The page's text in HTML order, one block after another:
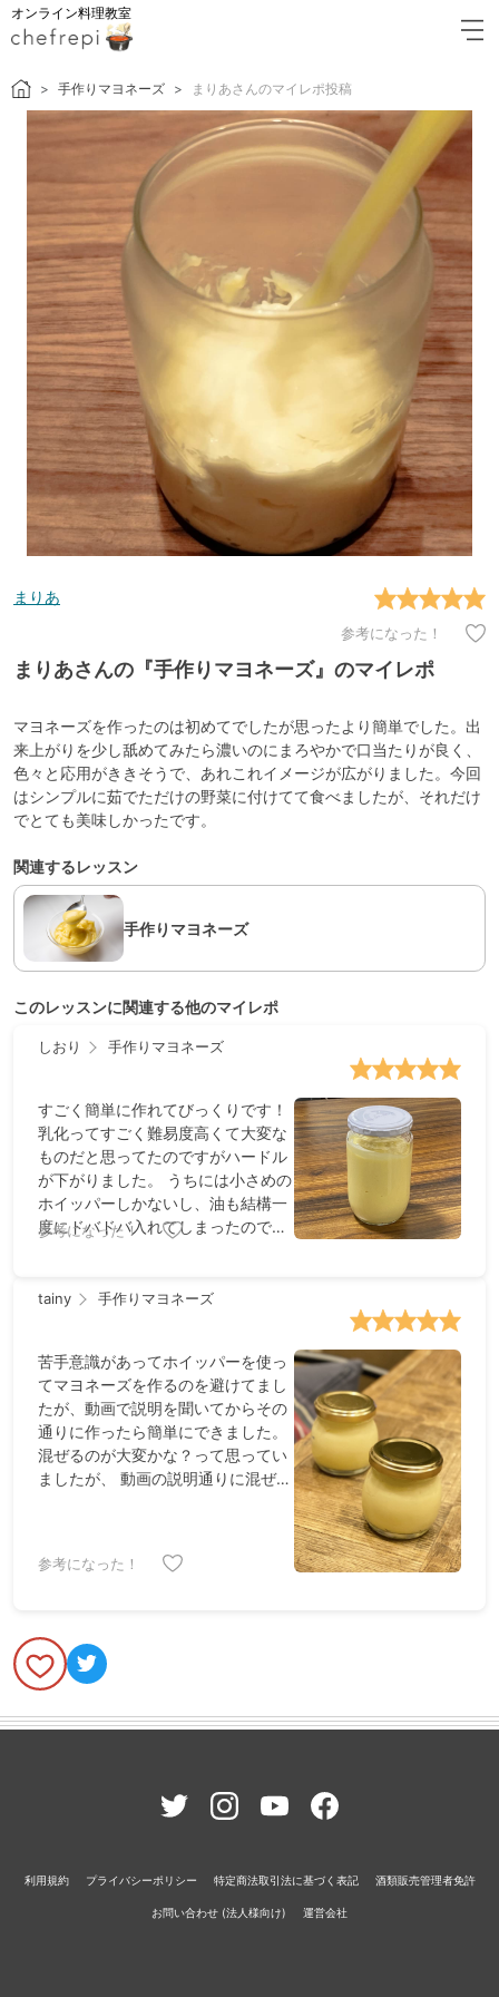
オンライン料理教室
手作りマヨネーズ まりあさんのマイレポ投稿
まりあ
参考になった！
まりあさんの『手作りマヨネーズ』のマイレポ
マヨネーズを作ったのは初めてでしたが思ったより簡単でした。出
来上がりを少し舐めてみたら濃いのにまろやかで口当たりが良く、
色々と応用がききそうで、あれこれイメージが広がりました。今回
はシンプルに茹でただけの野菜に付けてて食べましたが、それだけ
でとても美味しかったです。
関連するレッスン
手作りマヨネーズ
このレッスンに関連する他のマイレポ
しおり 手作りマヨネーズ
すごく簡単に作れてびっくりです！
乳化ってすごく難易度高くて大変な
ものだと思ってたのですがハードル
が下がりました。 うちには小さめの
ホイッパーしかないし、油も結構一
度にドバドバ入れてしまったのです
夫！とのことだったので色々試して
参考になった！
tainy 手作りマヨネーズ
苦手意識があってホイッパーを使っ
てマヨネーズを作るのを避けてまし
たが、動画で説明を聞いてからその
通りに作ったら簡単にできました。
混ぜるのが大変かな？って思ってい
ましたが、 動画の説明通りに混ぜて
に詰めて、詰め切れない分は冷蔵庫
参考になった！
利用規約 プライバシーポリシー 特定商法取引法に基づく表記 酒類販売管理者免許
お問い合わせ (法人様向け) 運営会社